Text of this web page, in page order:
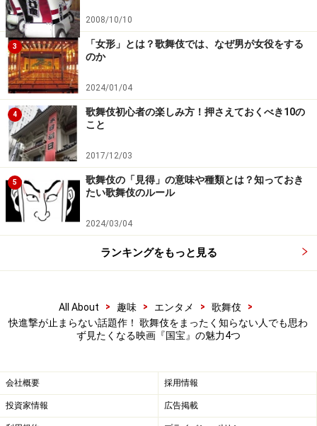
2008/10/10
3
「女形」とは？歌舞伎では、なぜ男が女役をする
のか
2024/01/04
4
歌舞伎初心者の楽しみ方！押さえておくべき10の
こと
2017/12/03
5
歌舞伎の「見得」の意味や種類とは？知っておき
たい歌舞伎のルール
2024/03/04
ランキングをもっと見る
All About > 趣味 > エンタメ > 歌舞伎
>
快進撃が止まらない話題作！ 歌舞伎をまったく知らない人でも思わ
ず見たくなる映画『国宝』の魅力4つ
会社概要 採用情報
投資家情報 広告掲載